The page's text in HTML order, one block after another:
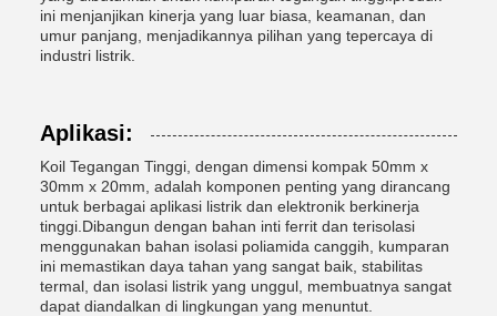
ini menjanjikan kinerja yang luar biasa, keamanan, dan
umur panjang, menjadikannya pilihan yang tepercaya di
industri listrik.
Aplikasi:
Koil Tegangan Tinggi, dengan dimensi kompak 50mm x
30mm x 20mm, adalah komponen penting yang dirancang
untuk berbagai aplikasi listrik dan elektronik berkinerja
tinggi.Dibangun dengan bahan inti ferrit dan terisolasi
menggunakan bahan isolasi poliamida canggih, kumparan
ini memastikan daya tahan yang sangat baik, stabilitas
termal, dan isolasi listrik yang unggul, membuatnya sangat
dapat diandalkan di lingkungan yang menuntut.